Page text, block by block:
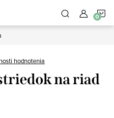
hodnotenia
na riad